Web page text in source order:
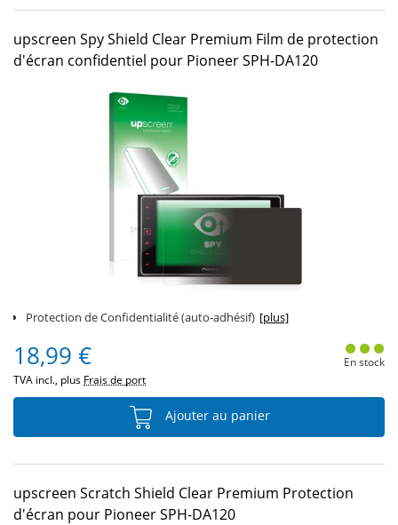
upscreen Spy Shield Clear Premium Film de protection
d'écran confidentiel pour Pioneer SPH-DA120
Protection de Confidentialité (auto-adhésif) [plus]
18,99 €
TVA incl., plus Frais de port
En stock
Ajouter au panier
upscreen Scratch Shield Clear Premium Protection
d'écran pour Pioneer SPH-DA120